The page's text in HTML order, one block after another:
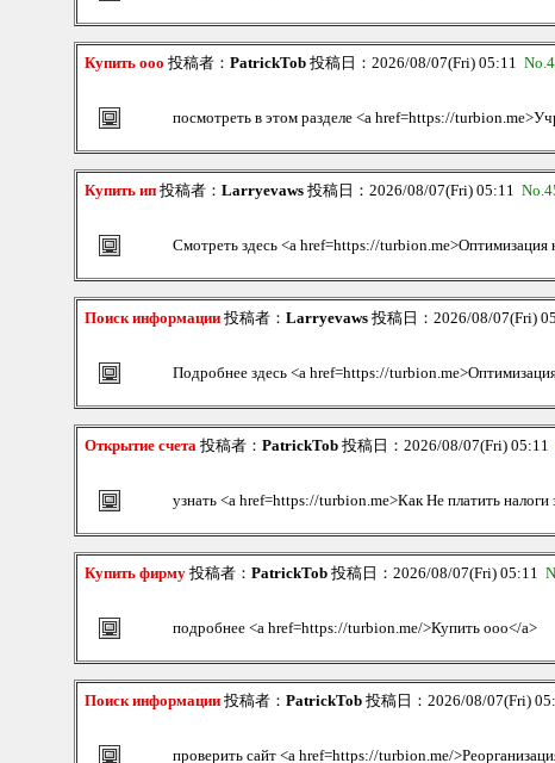
Купить ооо 投稿者： PatrickTob投稿日：2026/08/07(Fri) 05:11
посмотреть в этом разделе <a href=https://
Купить ип投稿者： Larryevaws投稿日：2026/08/07(Fri) 05:11
Смотреть здесь <a href=https://turbion.me>Оптимизация
Поиск информации投稿者： Larryevaws投稿日：2026/08/07(Fri)
Подробнее здесь <a href=https://
Открытие счета投稿者： PatrickTob投稿日：2026/08/07(Fri) 05:11
узнать <a href=https://turbion.me>Как Не платить налоги
Купить фирму投稿者： PatrickTob投稿日：2026/08/07(Fri) 05:11
подробнее <a href=https://turbion.me/>Купить ооо</a>
Поиск информации投稿者： PatrickTob投稿日：2026/08/07(Fri)
проверить сайт <a href=https://turbion.me/